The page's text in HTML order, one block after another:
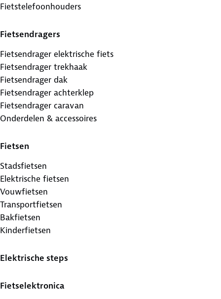
Fietstelefoonhouders
Fietsendragers
Fietsendrager elektrische fiets
Fietsendrager trekhaak
Fietsendrager dak
Fietsendrager achterklep
Fietsendrager caravan
Onderdelen & accessoires
Fietsen
Stadsfietsen
Elektrische fietsen
Vouwfietsen
Transportfietsen
Bakfietsen
Kinderfietsen
Elektrische steps
Fietselektronica